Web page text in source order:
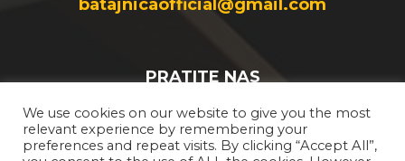
batajnicaofficial@gmail.com
PRATITE NAS
We use cookies on our website to give you the most
relevant experience by remembering your
preferences and repeat visits. By clicking “Accept All”,